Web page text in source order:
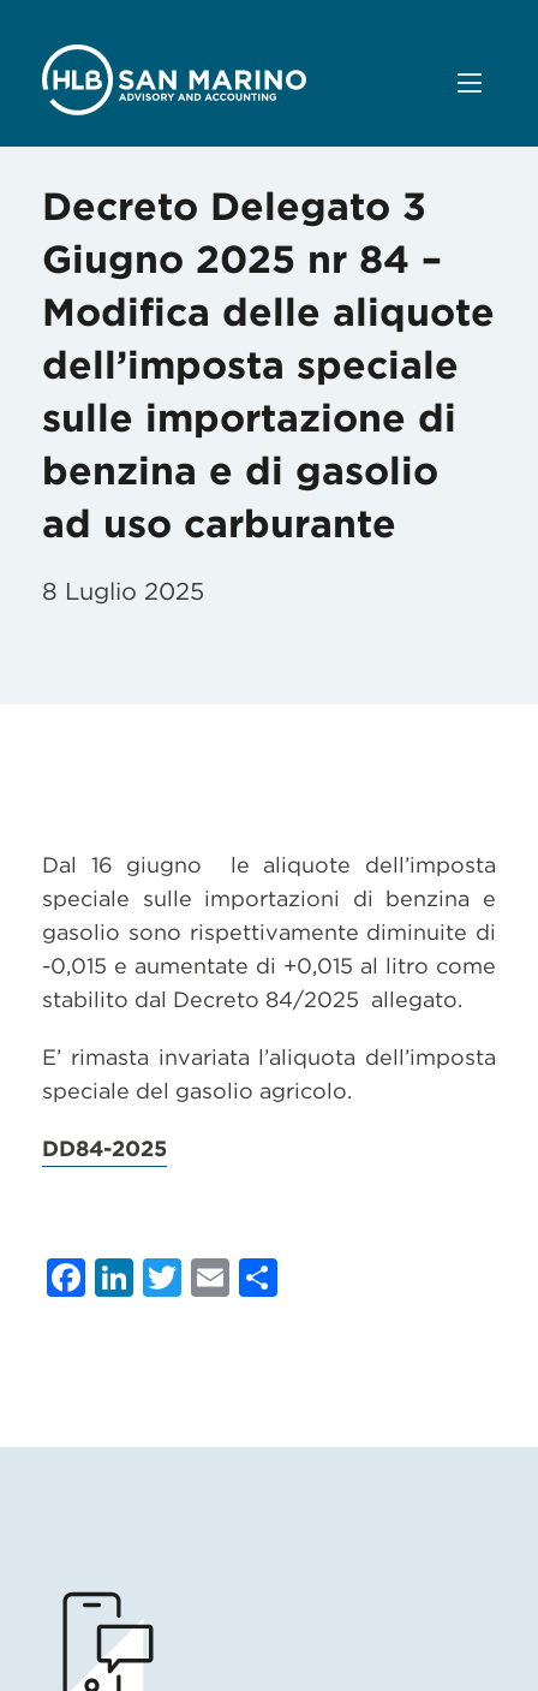
Decreto Delegato 3
Giugno 2025 nr 84 –
Modifica delle aliquote
dell’imposta speciale
sulle importazione di
benzina e di gasolio
ad uso carburante
8 Luglio 2025
Dal 16 giugno le aliquote dell’imposta
speciale sulle importazioni di benzina e
gasolio sono rispettivamente diminuite di
-0,015 e aumentate di +0,015 al litro come
stabilito dal Decreto 84/2025 allegato.
E’ rimasta invariata l’aliquota dell’imposta
speciale del gasolio agricolo.
DD84-2025
Facebook
LinkedIn
Twitter
Email